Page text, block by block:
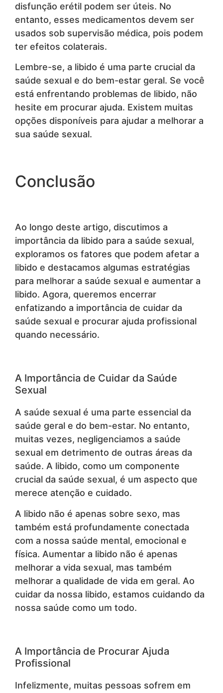
disfunção erétil podem ser úteis. No
entanto, esses medicamentos devem ser
usados sob supervisão médica, pois podem
ter efeitos colaterais.
Lembre-se, a libido é uma parte crucial da
saúde sexual e do bem-estar geral. Se você
está enfrentando problemas de libido, não
hesite em procurar ajuda. Existem muitas
opções disponíveis para ajudar a melhorar a
sua saúde sexual.
Conclusão
Ao longo deste artigo, discutimos a
importância da libido para a saúde sexual,
exploramos os fatores que podem afetar a
libido e destacamos algumas estratégias
para melhorar a saúde sexual e aumentar a
libido. Agora, queremos encerrar
enfatizando a importância de cuidar da
saúde sexual e procurar ajuda profissional
quando necessário.
A Importância de Cuidar da Saúde
Sexual
A saúde sexual é uma parte essencial da
saúde geral e do bem-estar. No entanto,
muitas vezes, negligenciamos a saúde
sexual em detrimento de outras áreas da
saúde. A libido, como um componente
crucial da saúde sexual, é um aspecto que
merece atenção e cuidado.
A libido não é apenas sobre sexo, mas
também está profundamente conectada
com a nossa saúde mental, emocional e
física. Aumentar a libido não é apenas
melhorar a vida sexual, mas também
melhorar a qualidade de vida em geral. Ao
cuidar da nossa libido, estamos cuidando da
nossa saúde como um todo.
A Importância de Procurar Ajuda
Profissional
Infelizmente, muitas pessoas sofrem em